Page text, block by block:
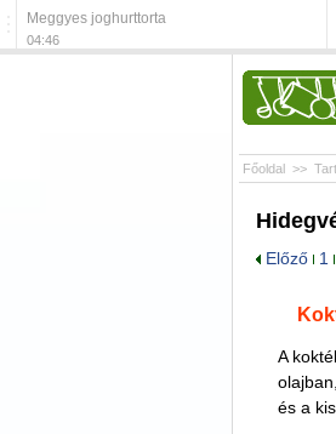
Meggyes joghurttorta
04:46
Főoldal >>
Előző 1
A
és a